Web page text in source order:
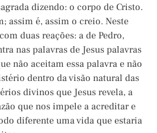
dizendo: o corpo de Cristo.
assim é, assim o creio. Neste
duas reações: a de Pedro,
nas palavras de Jesus palavras
não aceitam essa palavra e não
dentro da visão natural das
divinos que Jesus revela, a
que nos impele a acreditar e
diferente uma vida que estaria